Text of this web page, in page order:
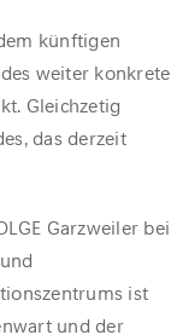
künftigen
weiter konkrete
Gleichzetig
das derzeit
Garzweiler bei
ist
und der